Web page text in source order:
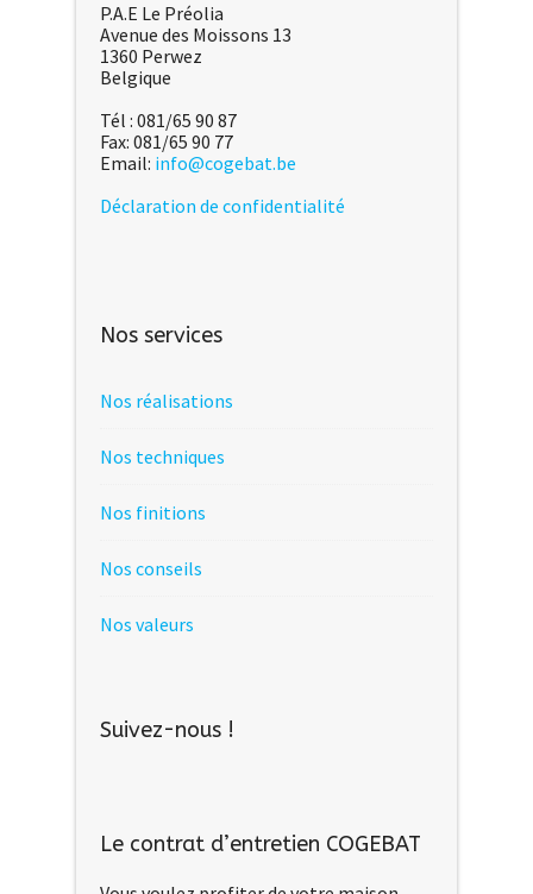
P.A.E Le Préolia
Avenue des Moissons 13
1360 Perwez
Belgique
Tél : 081/65 90 87
Fax: 081/65 90 77
Email: info@cogebat.be
Déclaration de confidentialité
Nos services
Nos réalisations
Nos techniques
Nos finitions
Nos conseils
Nos valeurs
Suivez-nous !
Le contrat d’entretien COGEBAT